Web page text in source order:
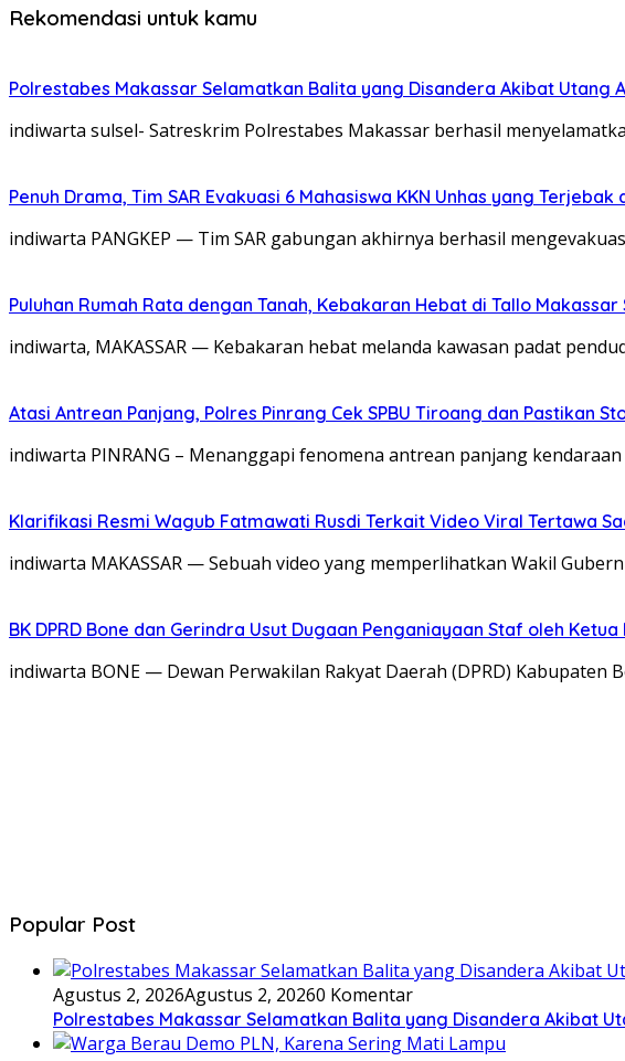
Rekomendasi untuk kamu
Polrestabes Makassar Selamatkan Balita yang Disandera Akibat Utang
indiwarta sulsel- Satreskrim Polrestabes Makassar berhasil
Penuh Drama, Tim SAR Evakuasi 6 Mahasiswa KKN Unhas yang Terjebak
indiwarta PANGKEP — Tim SAR gabungan akhirnya berhasil
Puluhan Rumah Rata dengan Tanah, Kebakaran Hebat di Tallo Makassar
indiwarta, MAKASSAR — Kebakaran hebat melanda kawasan padat
Atasi Antrean Panjang, Polres Pinrang Cek SPBU Tiroang dan Pastikan
‎indiwarta ​PINRANG – Menanggapi fenomena antrean panjang
Klarifikasi Resmi Wagub Fatmawati Rusdi Terkait Video Viral Tertawa
indiwarta MAKASSAR — Sebuah video yang memperlihatkan Wakil
BK DPRD Bone dan Gerindra Usut Dugaan Penganiayaan Staf oleh Ketua
indiwarta BONE — Dewan Perwakilan Rakyat Daerah (DPRD)
Popular Post
Agustus 2, 2026Agustus 2, 20260 Komentar
Polrestabes Makassar Selamatkan Balita yang Disandera Akibat